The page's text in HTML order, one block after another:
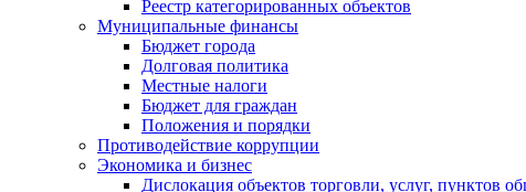
Реестр категорированных объектов
Муниципальные финансы
Бюджет города
Долговая политика
Местные налоги
Бюджет для граждан
Положения и порядки
Противодействие коррупции
Экономика и бизнес
Дислокация объектов торговли, услуг, пунктов